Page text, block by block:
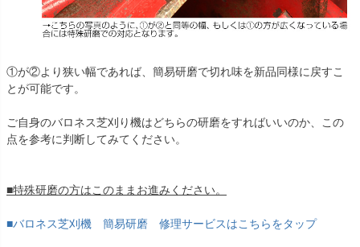
①が②より狭い幅であれば、簡易研磨で切れ味を新品同様に戻すこ
とが可能です。
ご自身のバロネス芝刈り機はどちらの研磨をすればいいのか、この
点を参考に判断してみてください。
■特殊研磨の方はこのままお進みください。
■バロネス芝刈機 簡易研磨 修理サービスはこちらをタップ